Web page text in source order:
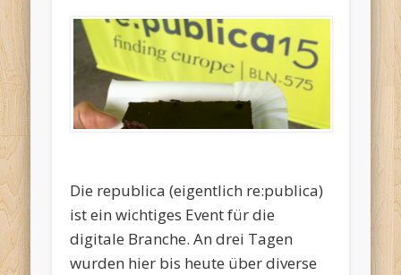
Die republica (eigentlich re:publica)
ist ein wichtiges Event für die
digitale Branche. An drei Tagen
wurden hier bis heute über diverse